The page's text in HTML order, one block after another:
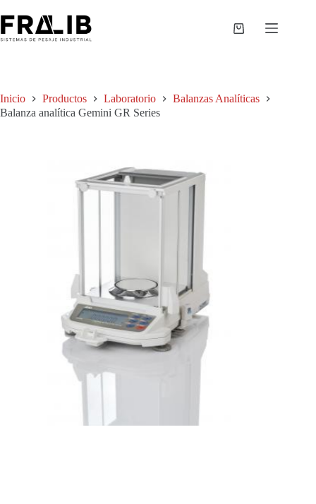
al
contenido
Shopping
Inicio Productos Laboratorio
Balanzas Analíticas
Balanza analítica Gemini GR Series